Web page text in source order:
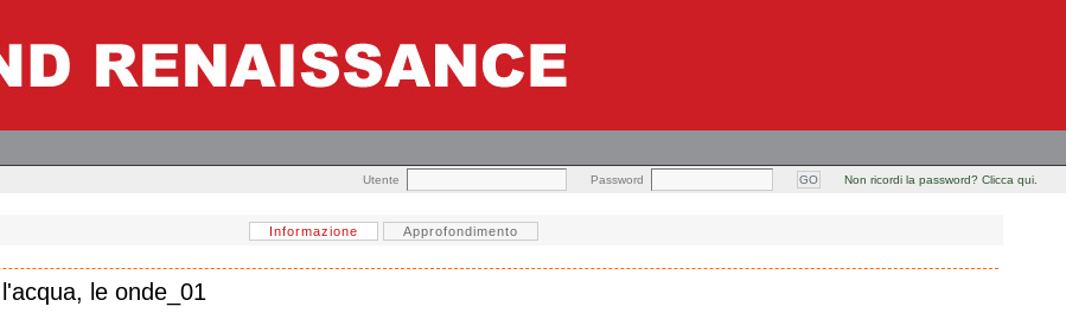
Utente Password Non ricordi la password? Clicca qui.
Informazione Approfondimento
le onde_01